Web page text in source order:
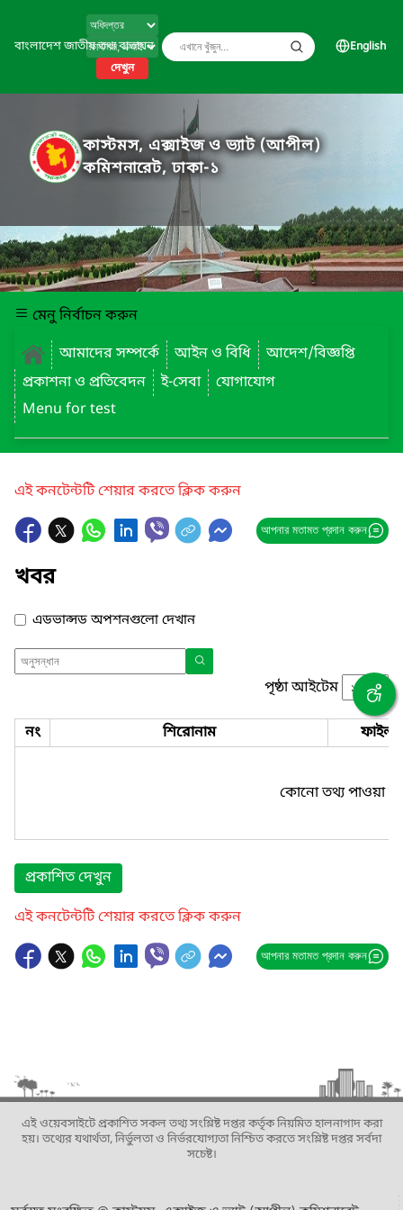
বাংলাদেশ জাতীয় তথ্য বাতায়ন
দেখুন
English
কাস্টমস, এক্সাইজ ও ভ্যাট (আপীল)
কমিশনারেট, ঢাকা-১
মেনু নির্বাচন করুন
আমাদের সম্পর্কে
আইন ও বিধি
আদেশ/বিজ্ঞপ্তি
প্রকাশনা ও প্রতিবেদন
ই-সেবা
যোগাযোগ
Menu for test
এই কনটেন্টটি শেয়ার করতে ক্লিক করুন
আপনার মতামত প্রদান করুন
খবর
এডভান্সড অপশনগুলো দেখান
পৃষ্ঠা আইটেম
নং শিরোনাম ফাইল
কোনো তথ্য পাওয়া
প্রকাশিত দেখুন
এই কনটেন্টটি শেয়ার করতে ক্লিক করুন
আপনার মতামত প্রদান করুন
এই ওয়েবসাইটে প্রকাশিত সকল তথ্য সংশ্লিষ্ট দপ্তর কর্তৃক নিয়মিত হালনাগাদ করা
হয়। তথ্যের যথার্থতা, নির্ভুলতা ও নির্ভরযোগ্যতা নিশ্চিত করতে সংশ্লিষ্ট দপ্তর সর্বদা
সচেষ্ট।